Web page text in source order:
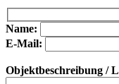
Bitte lasse dieses Feld leer.
Bitte lasse dieses Feld leer.
Name:
E-Mail:
Objektbeschreibung /